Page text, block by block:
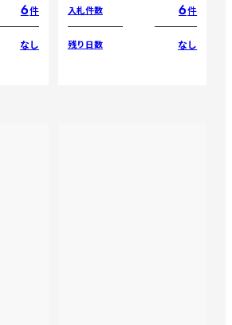
6件
なし
入札件数 6件
残り日数 なし